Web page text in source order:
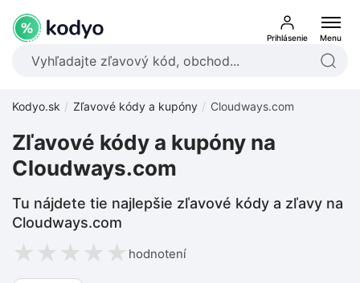
Prihlásenie Menu
Kodyo.sk Zľavové kódy a kupóny Cloudways.com
Zľavové kódy a kupóny na
Cloudways.com
Tu nájdete tie najlepšie zľavové kódy a zľavy na
Cloudways.com
★ ★ ★ ★ ★ hodnotení